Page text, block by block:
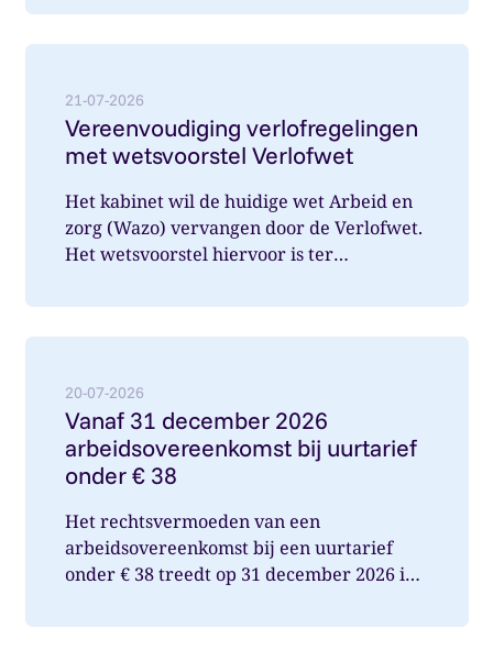
21-07-2026
Vereenvoudiging verlofregelingen
met wetsvoorstel Verlofwet
Het kabinet wil de huidige wet Arbeid en
zorg (Wazo) vervangen door de Verlofwet.
Het wetsvoorstel hiervoor is ter
20-07-2026
Vanaf 31 december 2026
arbeidsovereenkomst bij uurtarief
onder € 38
Het rechtsvermoeden van een
arbeidsovereenkomst bij een uurtarief
onder € 38 treedt op 31 december 2026 in